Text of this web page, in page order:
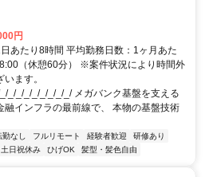
円
あたり8時間 平均勤務日数：1ヶ月あた
（休憩60分） ※案件状況により時間外
ます。
_/_/_/_/_/_/_/_/ メガバンク基盤を支える
融インフラの最前線で、 本物の基盤技術
勤なし フルリモート 経験者歓迎
研修あり
土日祝休み ひげOK 髪型・髪色自由